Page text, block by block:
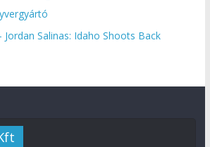
Salinas: Idaho Shoots Back